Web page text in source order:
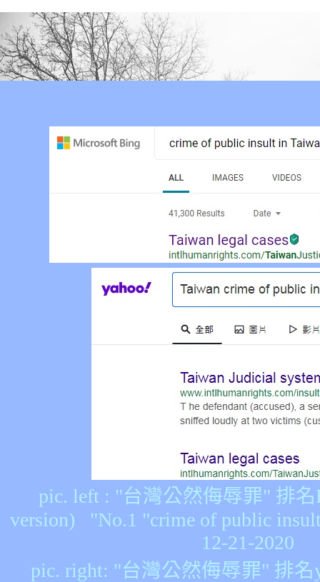
pic. left : "台灣公然侮辱罪" 排名
version) "No.1 "crime of public
12-21-2020
pic. right: "台灣公然侮辱罪" 排名